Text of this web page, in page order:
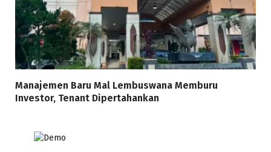
Manajemen Baru Mal Lembuswana Memburu
Investor, Tenant Dipertahankan